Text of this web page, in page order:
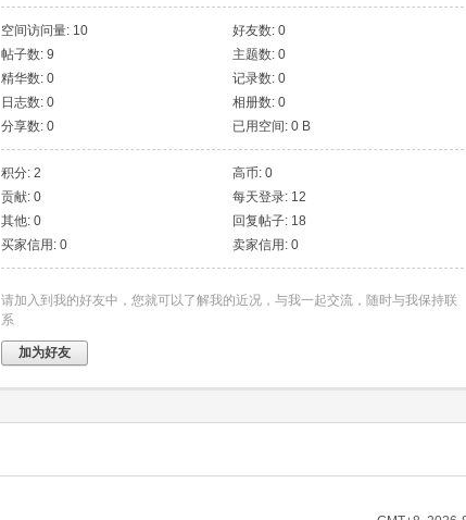
空间访问量: 10
好友数: 0
帖子数: 9
主题数: 0
精华数: 0
记录数: 0
日志数: 0
相册数: 0
分享数: 0
已用空间: 0 B
积分: 2
高币: 0
贡献: 0
每天登录: 12
其他: 0
回复帖子: 18
买家信用: 0
卖家信用: 0
请加入到我的好友中，您就可以了解我的近况，与我一起交流，随时与我保持联
系
加为好友